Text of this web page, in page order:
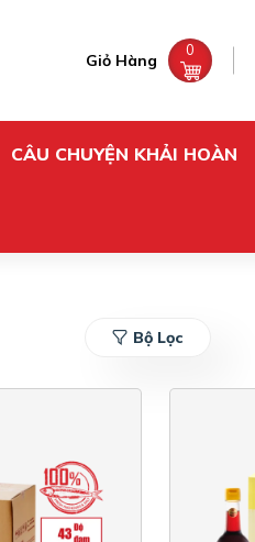
Giỏ Hàng
0
CÂU CHUYỆN KHẢI HOÀN
Bộ Lọc